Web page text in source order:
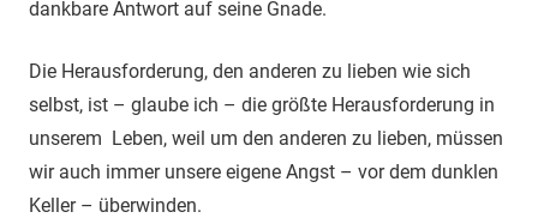
dankbare Antwort auf seine Gnade.
Die Herausforderung, den anderen zu lieben wie sich
selbst, ist – glaube ich – die größte Herausforderung in
unserem Leben, weil um den anderen zu lieben, müssen
wir auch immer unsere eigene Angst – vor dem dunklen
Keller – überwinden.